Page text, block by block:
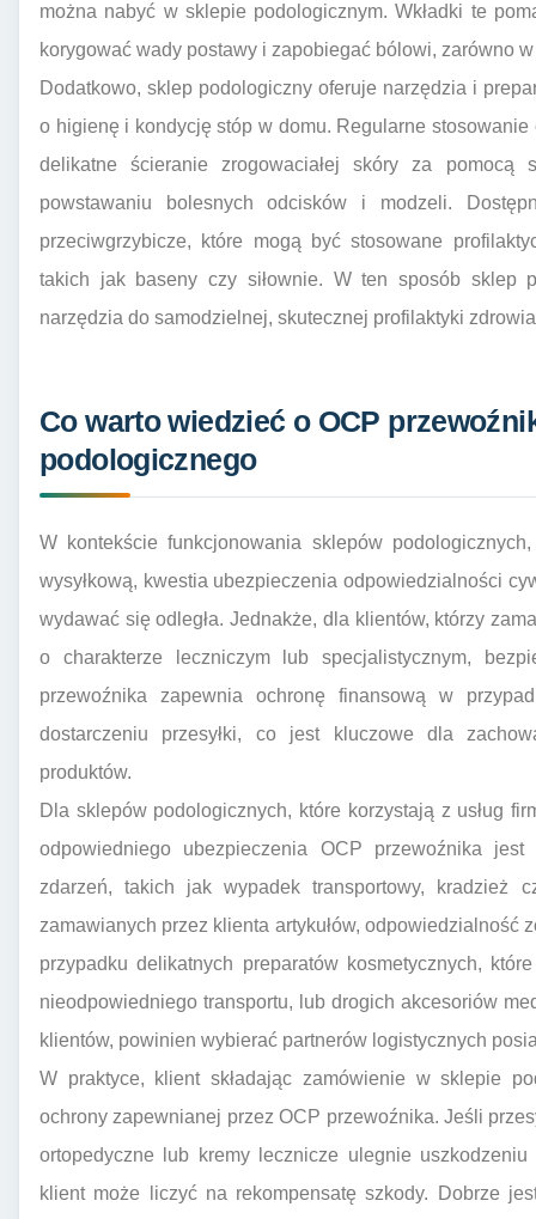
można nabyć w sklepie podologicznym. Wkładki te
korygować wady postawy i zapobiegać bólowi, zarówno
Dodatkowo, sklep podologiczny oferuje narzędzia i
o higienę i kondycję stóp w domu. Regularne
delikatne ścieranie zrogowaciałej skóry za pomocą
powstawaniu bolesnych odcisków i modzeli.
przeciwgrzybicze, które mogą być stosowane
takich jak baseny czy siłownie. W ten sposób sklep
narzędzia do samodzielnej, skutecznej profilaktyki
Co warto wiedzieć o OCP
podologicznego
W kontekście funkcjonowania sklepów
wysyłkową, kwestia ubezpieczenia odpowiedzialności
wydawać się odległa. Jednakże, dla klientów, którzy
o charakterze leczniczym lub specjalistycznym,
przewoźnika zapewnia ochronę finansową w
dostarczeniu przesyłki, co jest kluczowe dla
produktów.
Dla sklepów podologicznych, które korzystają z usług
odpowiedniego ubezpieczenia OCP przewoźnika
zdarzeń, takich jak wypadek transportowy, kradzież
zamawianych przez klienta artykułów, odpowiedzialność
przypadku delikatnych preparatów kosmetycznych,
nieodpowiedniego transportu, lub drogich akcesoriów
klientów, powinien wybierać partnerów logistycznych
W praktyce, klient składając zamówienie w sklepie
ochrony zapewnianej przez OCP przewoźnika. Jeśli
ortopedyczne lub kremy lecznicze ulegnie
klient może liczyć na rekompensatę szkody. Dobrze